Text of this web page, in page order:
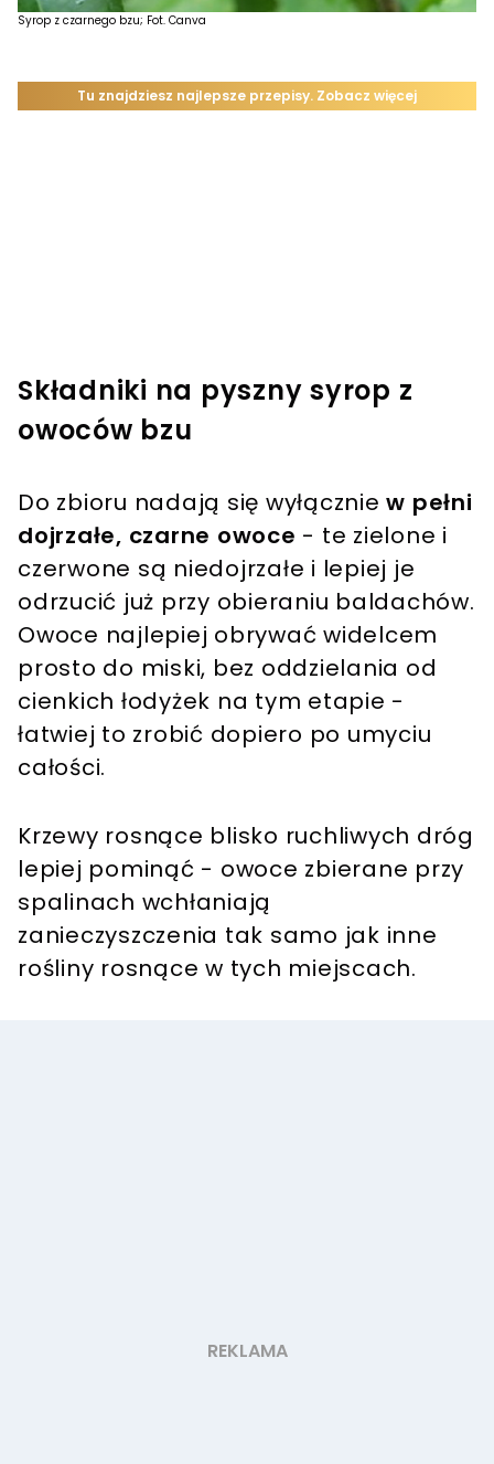
Syrop z czarnego bzu; Fot. Canva
Składniki na pyszny syrop z
owoców bzu
Do zbioru nadają się wyłączniew pełni
dojrzałe, czarne owoce - te zielone i
czerwone są niedojrzałe i lepiej je
odrzucić już przy obieraniu baldachów.
Owoce najlepiej obrywać widelcem
prosto do miski, bez oddzielania od
cienkich łodyżek na tym etapie -
łatwiej to zrobić dopiero po umyciu
całości.
Krzewy rosnące blisko ruchliwych dróg
lepiej pominąć - owoce zbierane przy
spalinach wchłaniają
zanieczyszczenia tak samo jak inne
rośliny rosnące w tych miejscach.